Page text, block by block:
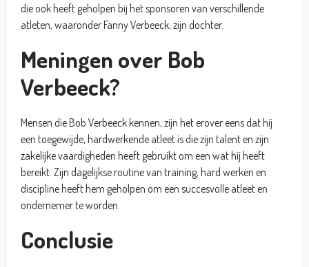
die ook heeft geholpen bij het sponsoren van verschillende
atleten, waaronder Fanny Verbeeck, zijn dochter.
Meningen over Bob
Verbeeck?
Mensen die Bob Verbeeck kennen, zijn het erover eens dat hij
een toegewijde, hardwerkende atleet is die zijn talent en zijn
zakelijke vaardigheden heeft gebruikt om een wat hij heeft
bereikt. Zijn dagelijkse routine van training, hard werken en
discipline heeft hem geholpen om een succesvolle atleet en
ondernemer te worden.
Conclusie